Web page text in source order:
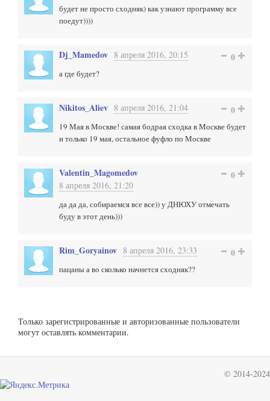
будет не просто сходняк) как узнают программу все
поедут))))
Dj_Mamedov 8 апреля 2016, 20:15 0
а где будет?
Nikitos_Aliev 8 апреля 2016, 21:04 0
19 Мая в Москве! самая бодрая сходка в Москве будет
и только 19 мая, остальное фуфло по Москве
Valentin_Magomedov
8 апреля 2016, 21:20
0
да да да, собираемся все все)) у ДНЮХУ отмечать
буду в этот день)))
Rim_Goryainov 8 апреля 2016, 23:33 0
пацаны а во сколько начнется сходняк??
Только зарегистрированные и авторизованные пользователи
могут оставлять комментарии.
© 2014-2024